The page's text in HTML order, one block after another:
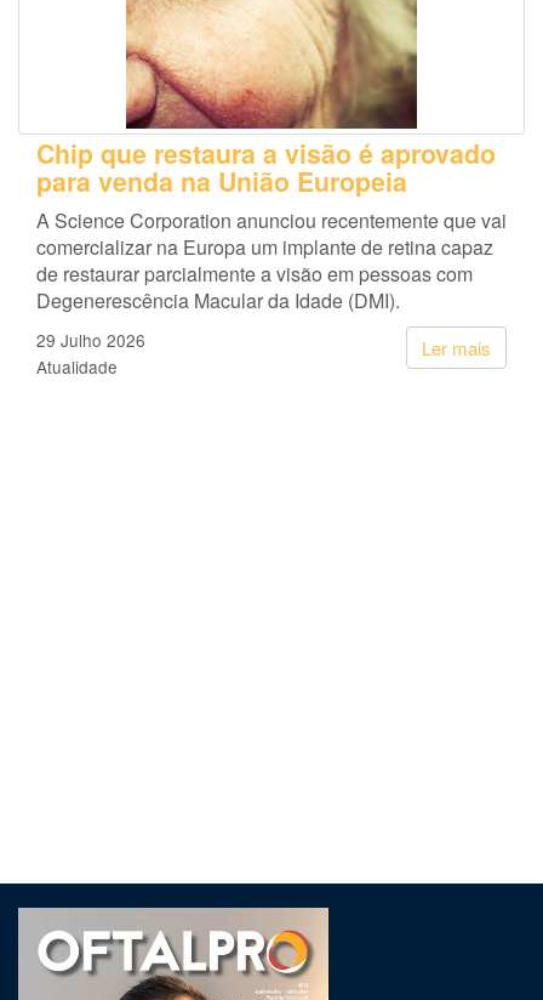
Chip que restaura a visão é aprovado
para venda na União Europeia
A Science Corporation anunciou recentemente que vai
comercializar na Europa um implante de retina capaz
de restaurar parcialmente a visão em pessoas com
Degenerescência Macular da Idade (DMI).
Ler mais
29 Julho 2026
Atualidade